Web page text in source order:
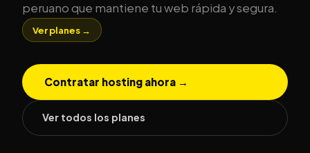
peruano que mantiene tu web rápida y segura.
Ver planes →
Contratar hosting ahora →
Ver todos los planes